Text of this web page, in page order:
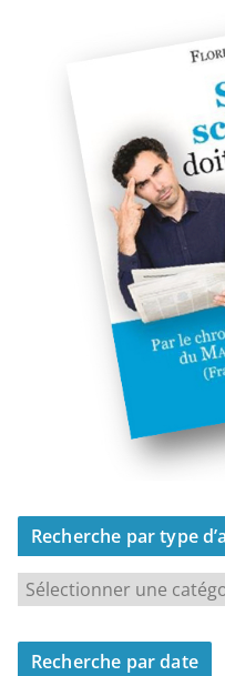
Recherche par type
c
Recherche par date